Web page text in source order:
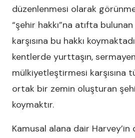
düzenlenmesi olarak
“şehir hakkı”na atıfta
karşısına bu hakkı
kentlerde yurttaşın,
mülkiyetleştirmesi karşısına
ortak bir zemin oluşturan
koymaktır.
Kamusal alana dair Harvey’in